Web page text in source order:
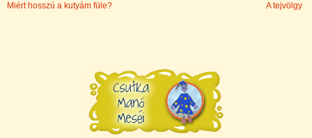
Miért hosszú a kutyám füle?
A tejvölgy